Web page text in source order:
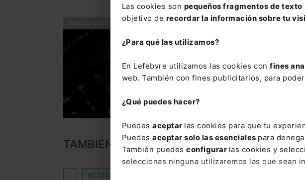
Las cookies son pequeños fragmentos de texto
objetivo de recordar la información sobre tu
¿Para qué las utilizamos?
En Lefebvre utilizamos las cookies con fines
web. También con fines publicitarios, para
¿Qué puedes hacer?
Puedes aceptar las cookies para que tu
Puedes aceptar solo las esenciales para
También puedes configurar las cookies y
seleccionas ninguna utilizaremos las que sean
TAMBIÉN TE PUEDE INTERESAR
´ ACCEDER